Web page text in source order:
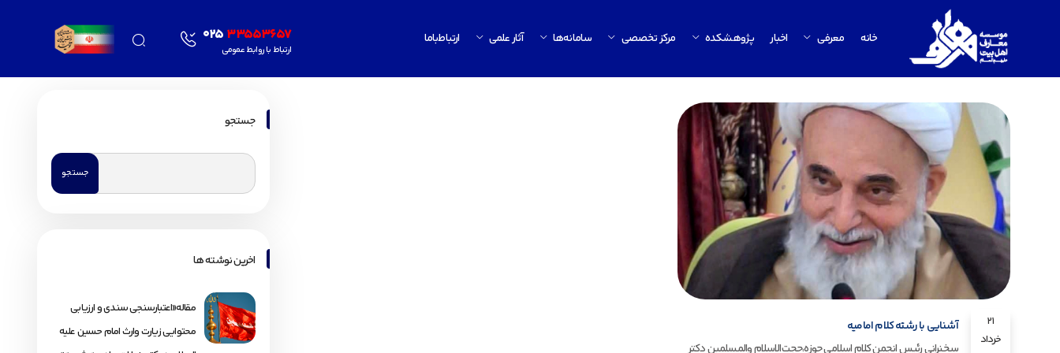
خانه معرفی اخبار پژوهشکده مرکز تخصصی سامانه‌ها آثار علمی ارتباط‌باما 02533553657
ارتباط با روابط عمومی
21
خرداد
آشنایی با رشته کلام امامیه
سخنرانی رئیس انجمن کلام اسلامی حوزه،حجت‌الاسلام والمسلمین دکتر
جستجو
اخرین نوشته ها
مقاله«اعتبارسنجی سندی و ارزیابی
محتوایی زیارت وارث امام حسین علیه